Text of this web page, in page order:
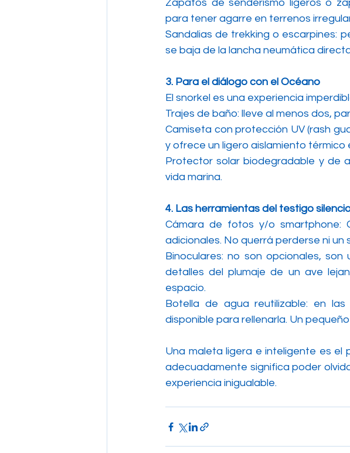
Zapatos de senderismo ligeros o
para tener agarre en terrenos
Sandalias de trekking o escarpines:
se baja de la lancha neumática
3. Para el diálogo con el Océano
El snorkel es una experiencia
Trajes de baño: lleve al menos dos,
Camiseta con protección UV (rash
y ofrece un ligero aislamiento térmico
Protector solar biodegradable y de
vida marina.
4. Las herramientas del testigo
Cámara de fotos y/o smartphone:
adicionales. No querrá perderse ni un
Binoculares: no son opcionales,
detalles del plumaje de un ave
espacio.
Botella de agua reutilizable: en
disponible para rellenarla. Un
Una maleta ligera e inteligente es el
adecuadamente significa poder
experiencia inigualable.